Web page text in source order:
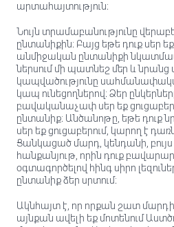
արտահայտություն։
Նույն տրամաբանությունը
ընտանիքին։ Բայց եթե դուք սեր
անմիջական ընտանիքի
ներսում մի պատնեշ մեր և նրանց
կապվածությունը
կապ ունեցողներով։ Ձեր
բավականաչափ սեր եք
ընտանիք։ Անծանոթը, եթե
սեր եք ցուցաբերում, կարող է
Ցանկացած մարդ, կենդանի, բույս
հանքանյութ, որին դուք բավարար
օգտագործելով հինգ սիրո
ընտանիք ձեր սրտում։
Ակնհայտ է, որ որքան շատ
այնքան ավելի եք մոտենում